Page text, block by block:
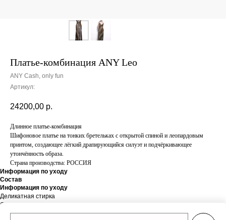
Платье-комбинация ANY Leo
ANY Cash, only fun
Артикул:
24200,00 р.
Длинное платье-комбинация
Шифоновое платье на тонких бретельках с открытой спиной и леопардовым
принтом, создающее лёгкий драпирующийся силуэт и подчёркивающее
утончённость образа.
Страна производства: РОССИЯ
Информация по уходу
Состав
Информация по уходу
Деликатная стирка
Состав
Состав: 80% полиэстер, 20% эластан